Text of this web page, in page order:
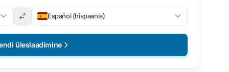
Español (hispaania)
üleslaadimine